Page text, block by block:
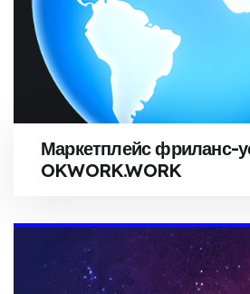
Маркетплейс фриланс-
OKWORK.WORK